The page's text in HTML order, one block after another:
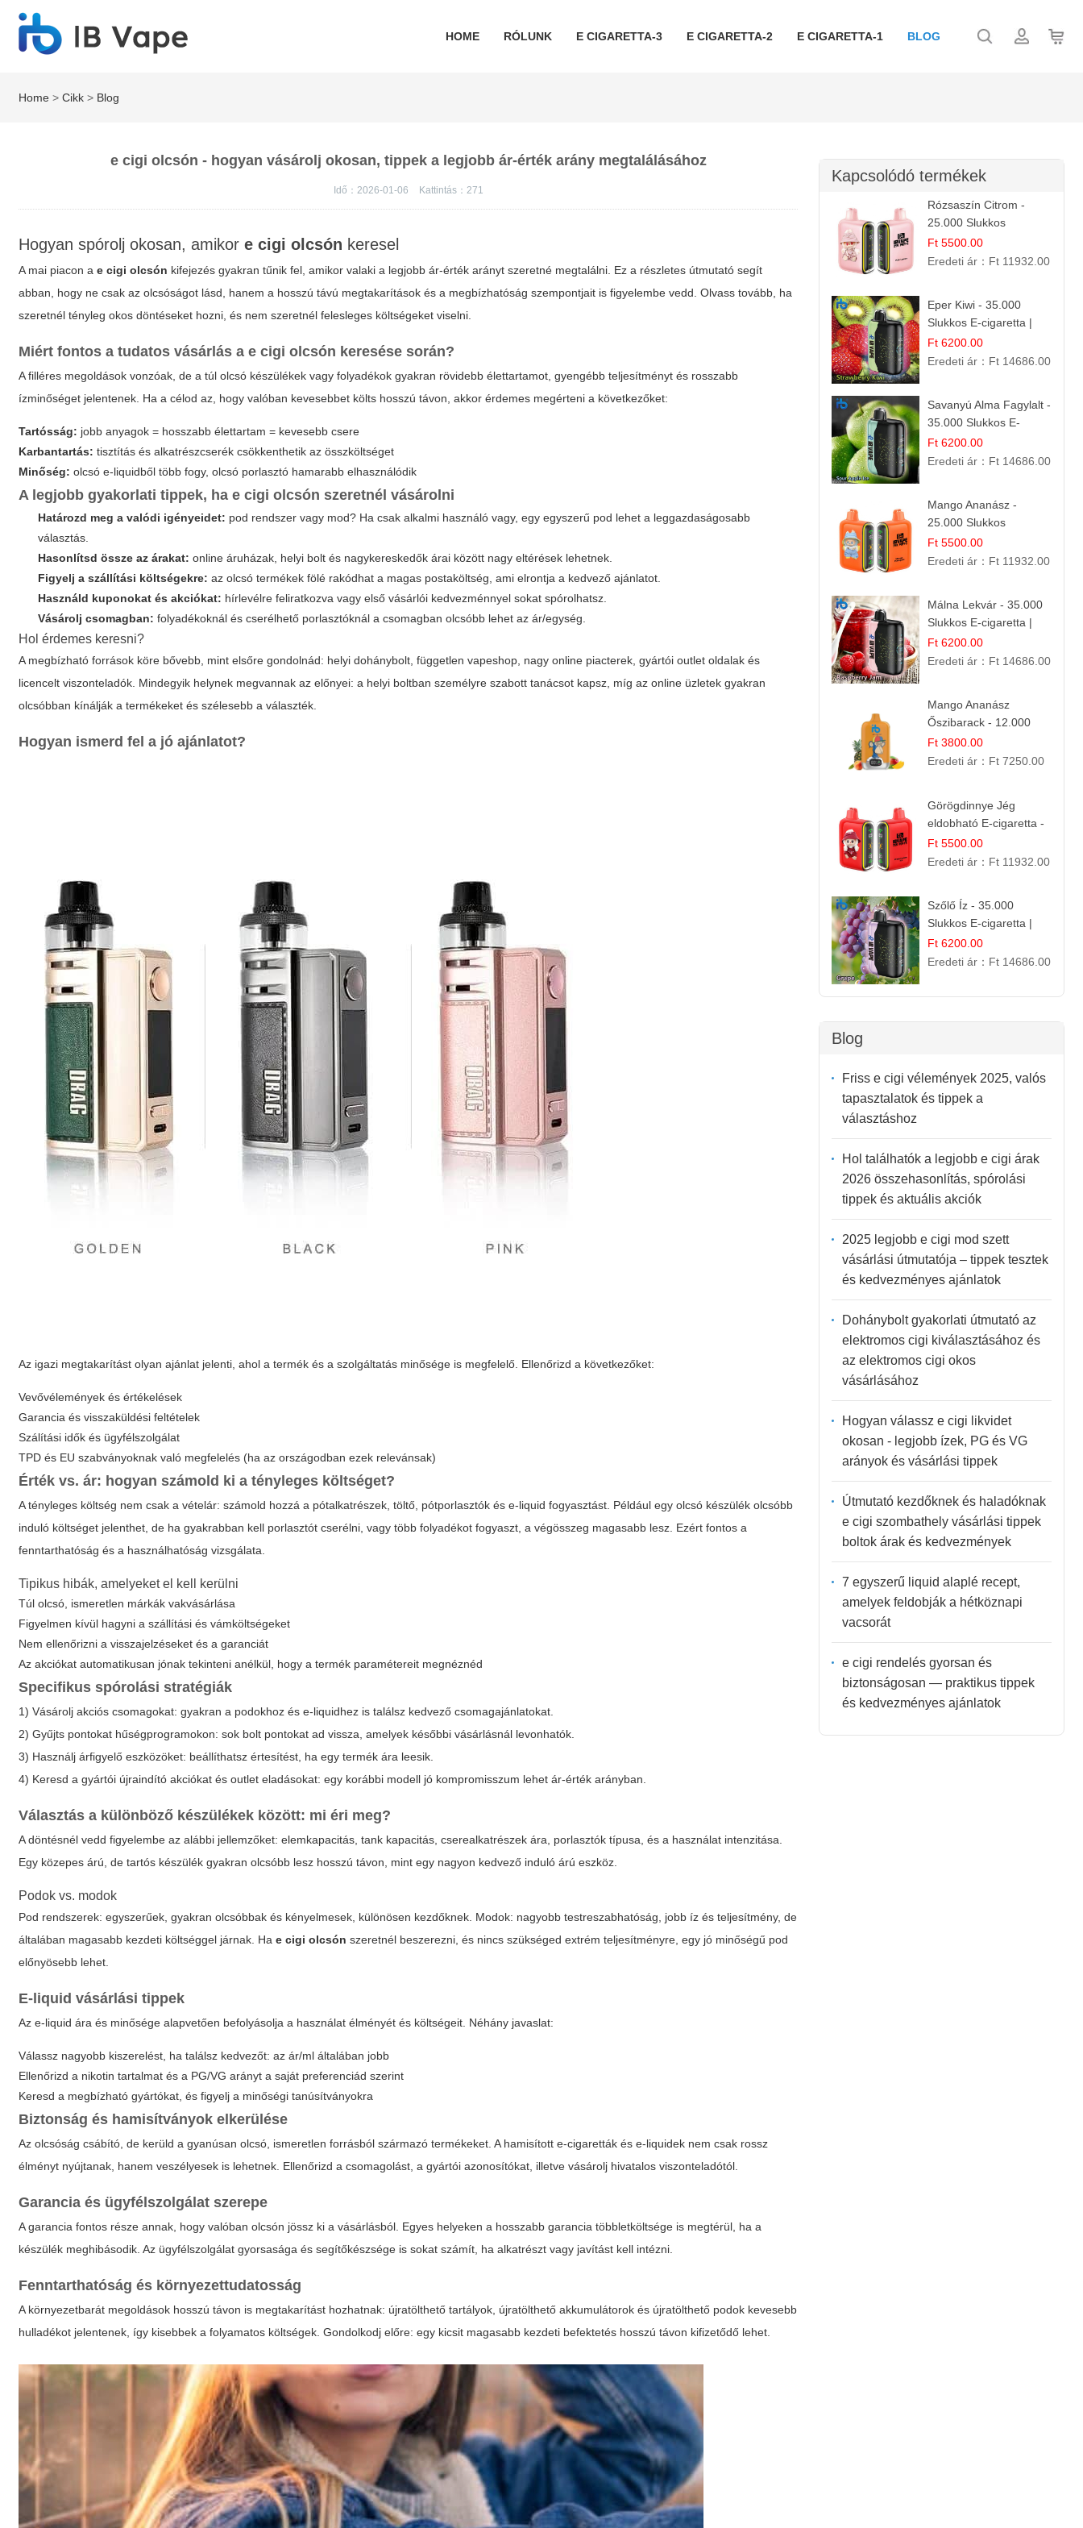
HOME RÓLUNK E CIGARETTA-3 E CIGARETTA-2 E CIGARETTA-1 BLOG
Home >Cikk > Blog
e cigi olcsón - hogyan vásárolj okosan, tippek a legjobb ár-érték arány megtalálásához
Idő：2026-01-06 Kattintás： 271
Hogyan spórolj okosan, amikore cigi olcsón keresel
A mai piacon ae cigi olcsón kifejezés gyakran tűnik fel, amikor valaki a legjobb ár-érték arányt szeretné megtalálni. Ez a részletes útmutató segít
abban, hogy ne csak az olcsóságot lásd, hanem a hosszú távú megtakarítások és a megbízhatóság szempontjait is figyelembe vedd. Olvass tovább, ha
szeretnél tényleg okos döntéseket hozni, és nem szeretnél felesleges költségeket viselni.
Miért fontos a tudatos vásárlás ae cigi olcsón keresése során?
A filléres megoldások vonzóak, de a túl olcsó készülékek vagy folyadékok gyakran rövidebb élettartamot, gyengébb teljesítményt és rosszabb
ízminőséget jelentenek. Ha a célod az, hogy valóban kevesebbet költs hosszú távon, akkor érdemes megérteni a következőket:
Tartósság: jobb anyagok = hosszabb élettartam = kevesebb csere
Karbantartás: tisztítás és alkatrészcserék csökkenthetik az összköltséget
Minőség: olcsó e-liquidből több fogy, olcsó porlasztó hamarabb elhasználódik
A legjobb gyakorlati tippek, hae cigi olcsón szeretnél vásárolni
Határozd meg a valódi igényeidet: pod rendszer vagy mod? Ha csak alkalmi használó vagy, egy egyszerű pod lehet a leggazdaságosabb
választás.
Hasonlítsd össze az árakat: online áruházak, helyi bolt és nagykereskedők árai között nagy eltérések lehetnek.
Figyelj a szállítási költségekre: az olcsó termékek fölé rakódhat a magas postaköltség, ami elrontja a kedvező ajánlatot.
Használd kuponokat és akciókat: hírlevélre feliratkozva vagy első vásárlói kedvezménnyel sokat spórolhatsz.
Vásárolj csomagban: folyadékoknál és cserélhető porlasztóknál a csomagban olcsóbb lehet az ár/egység.
Hol érdemes keresni?
A megbízható források köre bővebb, mint elsőre gondolnád: helyi dohánybolt, független vapeshop, nagy online piacterek, gyártói outlet oldalak és
licencelt viszonteladók. Mindegyik helynek megvannak az előnyei: a helyi boltban személyre szabott tanácsot kapsz, míg az online üzletek gyakran
olcsóbban kínálják a termékeket és szélesebb a választék.
Hogyan ismerd fel a jó ajánlatot?
Az igazi megtakarítást olyan ajánlat jelenti, ahol a termék és a szolgáltatás minősége is megfelelő. Ellenőrizd a következőket:
Vevővélemények és értékelések
Garancia és visszaküldési feltételek
Szálítási idők és ügyfélszolgálat
TPD és EU szabványoknak való megfelelés (ha az országodban ezek relevánsak)
Érték vs. ár: hogyan számold ki a tényleges költséget?
A tényleges költség nem csak a vételár: számold hozzá a pótalkatrészek, töltő, pótporlasztók és e-liquid fogyasztást. Például egy olcsó készülék olcsóbb
induló költséget jelenthet, de ha gyakrabban kell porlasztót cserélni, vagy több folyadékot fogyaszt, a végösszeg magasabb lesz. Ezért fontos a
fenntarthatóság és a használhatóság vizsgálata.
Tipikus hibák, amelyeket el kell kerülni
Túl olcsó, ismeretlen márkák vakvásárlása
Figyelmen kívül hagyni a szállítási és vámköltségeket
Nem ellenőrizni a visszajelzéseket és a garanciát
Az akciókat automatikusan jónak tekinteni anélkül, hogy a termék paramétereit megnéznéd
Specifikus spórolási stratégiák
1) Vásárolj akciós csomagokat: gyakran a podokhoz és e-liquidhez is találsz kedvező csomagajánlatokat.
2) Gyűjts pontokat hűségprogramokon: sok bolt pontokat ad vissza, amelyek későbbi vásárlásnál levonhatók.
3) Használj árfigyelő eszközöket: beállíthatsz értesítést, ha egy termék ára leesik.
4) Keresd a gyártói újraindító akciókat és outlet eladásokat: egy korábbi modell jó kompromisszum lehet ár-érték arányban.
Választás a különböző készülékek között: mi éri meg?
A döntésnél vedd figyelembe az alábbi jellemzőket: elemkapacitás, tank kapacitás, cserealkatrészek ára, porlasztók típusa, és a használat intenzitása.
Egy közepes árú, de tartós készülék gyakran olcsóbb lesz hosszú távon, mint egy nagyon kedvező induló árú eszköz.
Podok vs. modok
Pod rendszerek: egyszerűek, gyakran olcsóbbak és kényelmesek, különösen kezdőknek. Modok: nagyobb testreszabhatóság, jobb íz és teljesítmény, de
általában magasabb kezdeti költséggel járnak. Hae cigi olcsón szeretnél beszerezni, és nincs szükséged extrém teljesítményre, egy jó minőségű pod
előnyösebb lehet.
E-liquid vásárlási tippek
Az e-liquid ára és minősége alapvetően befolyásolja a használat élményét és költségeit. Néhány javaslat:
Válassz nagyobb kiszerelést, ha találsz kedvezőt: az ár/ml általában jobb
Ellenőrizd a nikotin tartalmat és a PG/VG arányt a saját preferenciád szerint
Keresd a megbízható gyártókat, és figyelj a minőségi tanúsítványokra
Biztonság és hamisítványok elkerülése
Az olcsóság csábító, de kerüld a gyanúsan olcsó, ismeretlen forrásból származó termékeket. A hamisított e-cigaretták és e-liquidek nem csak rossz
élményt nyújtanak, hanem veszélyesek is lehetnek. Ellenőrizd a csomagolást, a gyártói azonosítókat, illetve vásárolj hivatalos viszonteladótól.
Garancia és ügyfélszolgálat szerepe
A garancia fontos része annak, hogy valóban olcsón jössz ki a vásárlásból. Egyes helyeken a hosszabb garancia többletköltsége is megtérül, ha a
készülék meghibásodik. Az ügyfélszolgálat gyorsasága és segítőkészsége is sokat számít, ha alkatrészt vagy javítást kell intézni.
Fenntarthatóság és környezettudatosság
A környezetbarát megoldások hosszú távon is megtakarítást hozhatnak: újratölthető tartályok, újratölthető akkumulátorok és újratölthető podok kevesebb
hulladékot jelentenek, így kisebbek a folyamatos költségek. Gondolkodj előre: egy kicsit magasabb kezdeti befektetés hosszú távon kifizetődő lehet.
Kapcsolódó termékek
Rózsaszín Citrom -
25.000 Slukkos
eldobható e-Cigaretta |
IBvape Bar
Ft 5500.00
Eredeti ár： Ft 11932.00
Eper Kiwi - 35.000
Slukkos E-cigaretta |
IBVape Bar Friss
Gyümölcs Ízek
Ft 6200.00
Eredeti ár： Ft 14686.00
Savanyú Alma Fagylalt -
35.000 Slukkos E-
cigaretta | IBVape Bar
Ft 6200.00
Eredeti ár： Ft 14686.00
Mango Ananász -
25.000 Slukkos
eldobható E-cigaretta |
Trópusi Ízélmény
Ft 5500.00
Eredeti ár： Ft 11932.00
Málna Lekvár - 35.000
Slukkos E-cigaretta |
IBVape Bar Édes
Gyümölcs Íz
Ft 6200.00
Eredeti ár： Ft 14686.00
Mango Ananász
Őszibarack - 12.000
Slukkos eldobható e-
Cigaretta
Ft 3800.00
Eredeti ár： Ft 7250.00
Görögdinnye Jég
eldobható E-cigaretta -
25.000 Slukk | Frissítő
Nyári Íz
Ft 5500.00
Eredeti ár： Ft 11932.00
Szőlő Íz - 35.000
Slukkos E-cigaretta |
Friss Gyümölcs Aroma
Ft 6200.00
Eredeti ár： Ft 14686.00
Blog
Friss e cigi vélemények 2025, valós
tapasztalatok és tippek a
választáshoz
Hol találhatók a legjobb e cigi árak
2026 összehasonlítás, spórolási
tippek és aktuális akciók
2025 legjobb e cigi mod szett
vásárlási útmutatója – tippek tesztek
és kedvezményes ajánlatok
Dohánybolt gyakorlati útmutató az
elektromos cigi kiválasztásához és
az elektromos cigi okos
vásárlásához
Hogyan válassz e cigi likvidet
okosan - legjobb ízek, PG és VG
arányok és vásárlási tippek
Útmutató kezdőknek és haladóknak
e cigi szombathely vásárlási tippek
boltok árak és kedvezmények
7 egyszerű liquid alaplé recept,
amelyek feldobják a hétköznapi
vacsorát
e cigi rendelés gyorsan és
biztonságosan — praktikus tippek
és kedvezményes ajánlatok